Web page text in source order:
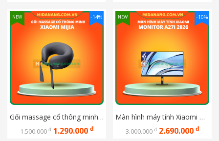
Gối massage cổ thông minh Xiaomi Mijia với vỏ có thể tháo rời và giặt được
1.500.000đ 1.290.000 đ
-14%
NEW
Màn hình máy tính Xiaomi Monitor A27i 2026 (ELA6410EU)
3.000.000đ 2.690.000 đ
-10%
NEW